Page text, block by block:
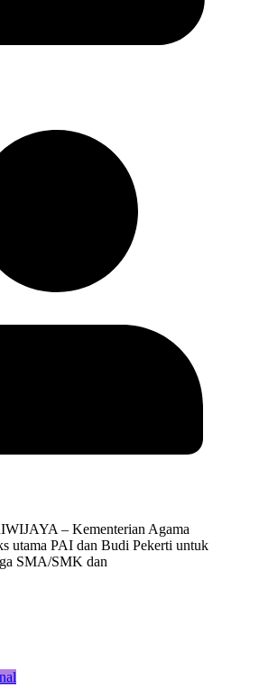
– Kementerian Agama
utama PAI dan Budi Pekerti untuk
SMA/SMK dan